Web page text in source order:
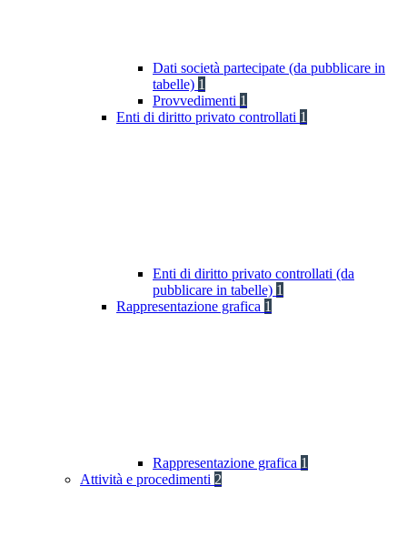
Dati società partecipate (da pubblicare in
tabelle) 1
Provvedimenti 1
Enti di diritto privato controllati 1
Enti di diritto privato controllati (da
pubblicare in tabelle) 1
Rappresentazione grafica 1
Rappresentazione grafica 1
Attività e procedimenti 2